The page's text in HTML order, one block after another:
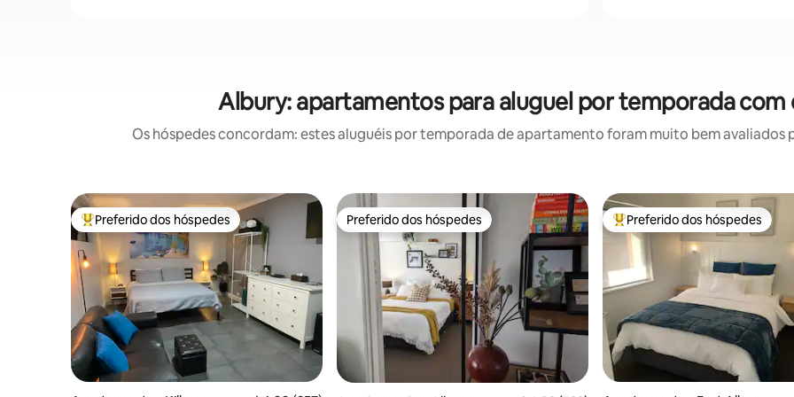
Albury: apartamentos para aluguel por temporada com
Os hóspedes concordam: estes aluguéis por temporada de apartamento foram muito bem avaliados
Entre os melhores preferidos dos hóspedes
Preferido dos hóspedes Preferido dos hóspedes
Preferido dos hóspedes Entre os melhores preferidos
Preferido dos hóspedes